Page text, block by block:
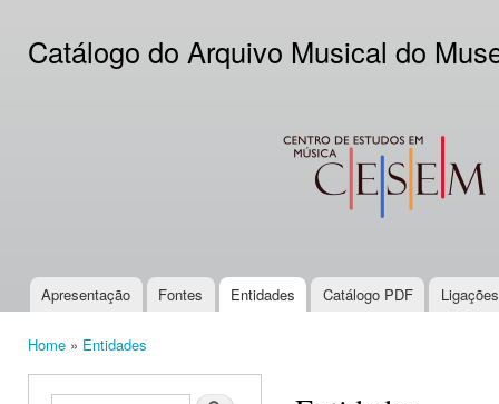
Catálogo do Arquivo Musical do
CESEM
Main menu
Apresentação Fontes Entidades Catálogo PDF
Home » Entidades
Search